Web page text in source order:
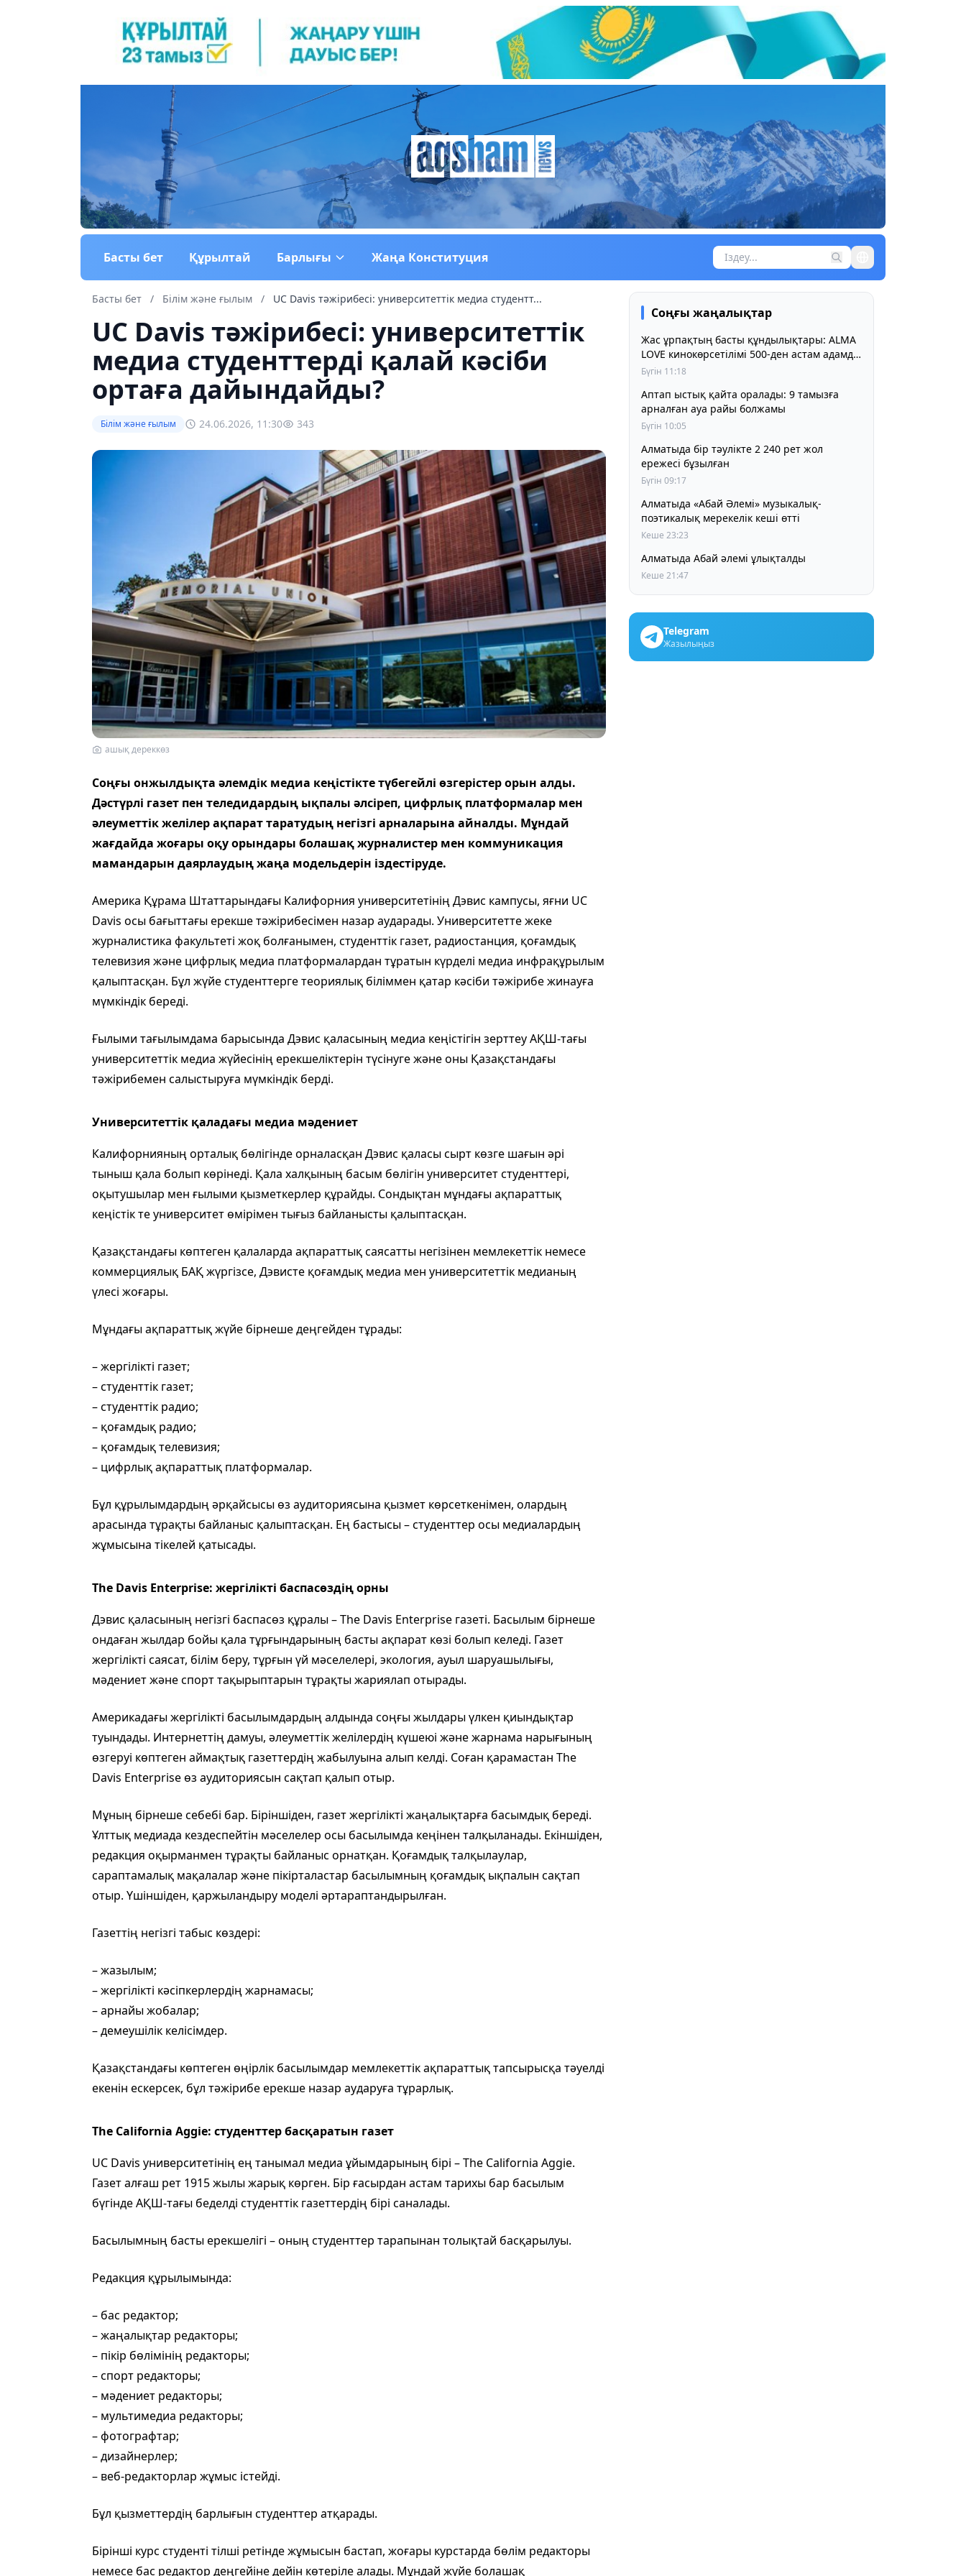
Басты бет Құрылтай Барлығы Жаңа Конституция
Басты бет / Білім және ғылым / UC Davis тәжірибесі: университеттік медиа студентт...
UC Davis тәжірибесі: университеттік
медиа студенттерді қалай кәсіби
ортаға дайындайды?
Білім және ғылым 24.06.2026, 11:30 343
ашық дереккөз
Соңғы онжылдықта әлемдік медиа кеңістікте түбегейлі өзгерістер орын алды.
Дәстүрлі газет пен теледидардың ықпалы әлсіреп, цифрлық платформалар мен
әлеуметтік желілер ақпарат таратудың негізгі арналарына айналды. Мұндай
жағдайда жоғары оқу орындары болашақ журналистер мен коммуникация
мамандарын даярлаудың жаңа модельдерін іздестіруде.
Америка Құрама Штаттарындағы Калифорния университетінің Дэвис кампусы, яғни UC
Davis осы бағыттағы ерекше тәжірибесімен назар аударады. Университетте жеке
журналистика факультеті жоқ болғанымен, студенттік газет, радиостанция, қоғамдық
телевизия және цифрлық медиа платформалардан тұратын күрделі медиа инфрақұрылым
қалыптасқан. Бұл жүйе студенттерге теориялық біліммен қатар кәсіби тәжірибе жинауға
мүмкіндік береді.
Ғылыми тағылымдама барысында Дэвис қаласының медиа кеңістігін зерттеу АҚШ-тағы
университеттік медиа жүйесінің ерекшеліктерін түсінуге және оны Қазақстандағы
тәжірибемен салыстыруға мүмкіндік берді.
Университеттік қаладағы медиа мәдениет
Калифорнияның орталық бөлігінде орналасқан Дэвис қаласы сырт көзге шағын әрі
тыныш қала болып көрінеді. Қала халқының басым бөлігін университет студенттері,
оқытушылар мен ғылыми қызметкерлер құрайды. Сондықтан мұндағы ақпараттық
кеңістік те университет өмірімен тығыз байланысты қалыптасқан.
Қазақстандағы көптеген қалаларда ақпараттық саясатты негізінен мемлекеттік немесе
коммерциялық БАҚ жүргізсе, Дэвисте қоғамдық медиа мен университеттік медианың
үлесі жоғары.
Мұндағы ақпараттық жүйе бірнеше деңгейден тұрады:
– жергілікті газет;
– студенттік газет;
– студенттік радио;
– қоғамдық радио;
– қоғамдық телевизия;
– цифрлық ақпараттық платформалар.
Бұл құрылымдардың әрқайсысы өз аудиториясына қызмет көрсеткенімен, олардың
арасында тұрақты байланыс қалыптасқан. Ең бастысы – студенттер осы медиалардың
жұмысына тікелей қатысады.
The Davis Enterprise: жергілікті баспасөздің орны
Дэвис қаласының негізгі баспасөз құралы – The Davis Enterprise газеті. Басылым бірнеше
ондаған жылдар бойы қала тұрғындарының басты ақпарат көзі болып келеді. Газет
жергілікті саясат, білім беру, тұрғын үй мәселелері, экология, ауыл шаруашылығы,
мәдениет және спорт тақырыптарын тұрақты жариялап отырады.
Америкадағы жергілікті басылымдардың алдында соңғы жылдары үлкен қиындықтар
туындады. Интернеттің дамуы, әлеуметтік желілердің күшеюі және жарнама нарығының
өзгеруі көптеген аймақтық газеттердің жабылуына алып келді. Соған қарамастан The
Davis Enterprise өз аудиториясын сақтап қалып отыр.
Мұның бірнеше себебі бар. Біріншіден, газет жергілікті жаңалықтарға басымдық береді.
Ұлттық медиада кездеспейтін мәселелер осы басылымда кеңінен талқыланады. Екіншіден,
редакция оқырманмен тұрақты байланыс орнатқан. Қоғамдық талқылаулар,
сараптамалық мақалалар және пікірталастар басылымның қоғамдық ықпалын сақтап
отыр. Үшіншіден, қаржыландыру моделі әртараптандырылған.
Газеттің негізгі табыс көздері:
– жазылым;
– жергілікті кәсіпкерлердің жарнамасы;
– арнайы жобалар;
– демеушілік келісімдер.
Қазақстандағы көптеген өңірлік басылымдар мемлекеттік ақпараттық тапсырысқа тәуелді
екенін ескерсек, бұл тәжірибе ерекше назар аударуға тұрарлық.
The California Aggie: студенттер басқаратын газет
UC Davis университетінің ең танымал медиа ұйымдарының бірі – The California Aggie.
Газет алғаш рет 1915 жылы жарық көрген. Бір ғасырдан астам тарихы бар басылым
бүгінде АҚШ-тағы беделді студенттік газеттердің бірі саналады.
Басылымның басты ерекшелігі – оның студенттер тарапынан толықтай басқарылуы.
Редакция құрылымында:
– бас редактор;
– жаңалықтар редакторы;
– пікір бөлімінің редакторы;
– спорт редакторы;
– мәдениет редакторы;
– мультимедиа редакторы;
– фотографтар;
– дизайнерлер;
– веб-редакторлар жұмыс істейді.
Бұл қызметтердің барлығын студенттер атқарады.
Бірінші курс студенті тілші ретінде жұмысын бастап, жоғары курстарда бөлім редакторы
немесе бас редактор деңгейіне дейін көтеріле алады. Мұндай жүйе болашақ
Соңғы жаңалықтар
Жас ұрпақтың басты құндылықтары: ALMA
LOVE кинокөрсетілімі 500-ден астам адамды
біріктірді
Бүгін 11:18
Аптап ыстық қайта оралады: 9 тамызға
арналған ауа райы болжамы
Бүгін 10:05
Алматыда бір тәулікте 2 240 рет жол
ережесі бұзылған
Бүгін 09:17
Алматыда «Абай Әлемі» музыкалық-
поэтикалық мерекелік кеші өтті
Кеше 23:23
Алматыда Абай әлемі ұлықталды
Кеше 21:47
Telegram
Жазылыңыз